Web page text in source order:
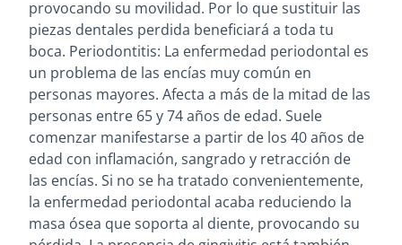
provocando su movilidad. Por lo que sustituir las
piezas dentales perdida beneficiará a toda tu
boca. Periodontitis: La enfermedad periodontal es
un problema de las encías muy común en
personas mayores. Afecta a más de la mitad de las
personas entre 65 y 74 años de edad. Suele
comenzar manifestarse a partir de los 40 años de
edad con inflamación, sangrado y retracción de
las encías. Si no se ha tratado convenientemente,
la enfermedad periodontal acaba reduciendo la
masa ósea que soporta al diente, provocando su